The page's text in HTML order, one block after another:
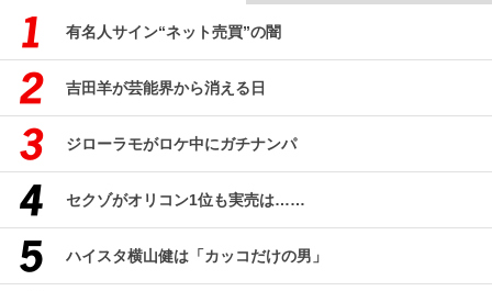
有名人サイン“ネット売買”の闇
吉田羊が芸能界から消える日
ジローラモがロケ中にガチナンパ
セクゾがオリコン1位も実売は……
ハイスタ横山健は「カッコだけの男」